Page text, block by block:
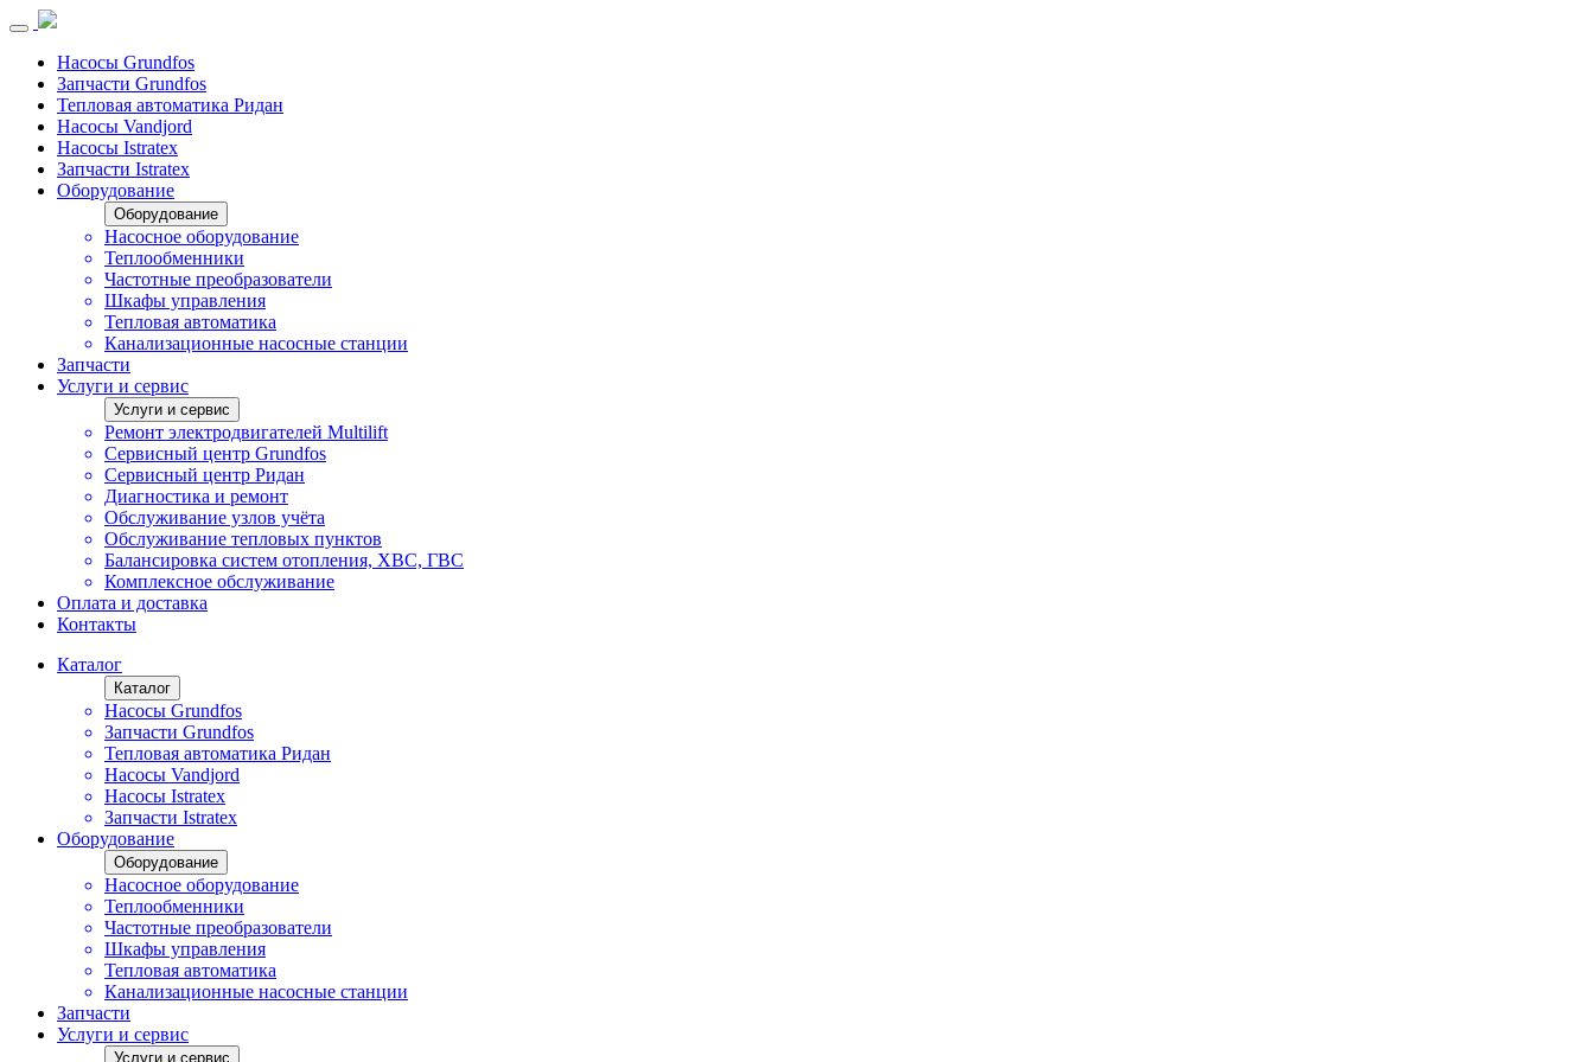
Насосы Grundfos
Запчасти Grundfos
Тепловая автоматика Ридан
Насосы Vandjord
Насосы Istratex
Запчасти Istratex
Оборудование
Оборудование
Насосное оборудование
Теплообменники
Частотные преобразователи
Шкафы управления
Тепловая автоматика
Канализационные насосные станции
Запчасти
Услуги и сервис
Услуги и сервис
Ремонт электродвигателей Multilift
Сервисный центр Grundfos
Сервисный центр Ридан
Диагностика и ремонт
Обслуживание узлов учёта
Обслуживание тепловых пунктов
Балансировка систем отопления, ХВС, ГВС
Комплексное обслуживание
Оплата и доставка
Контакты
Каталог
Каталог
Насосы Grundfos
Запчасти Grundfos
Тепловая автоматика Ридан
Насосы Vandjord
Насосы Istratex
Запчасти Istratex
Оборудование
Оборудование
Насосное оборудование
Теплообменники
Частотные преобразователи
Шкафы управления
Тепловая автоматика
Канализационные насосные станции
Запчасти
Услуги и сервис
Услуги и сервис